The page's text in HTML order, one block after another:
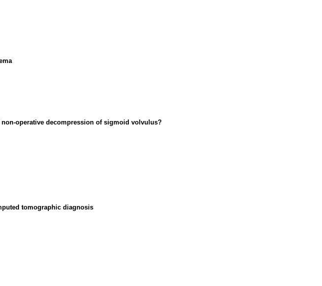
operative decompression of sigmoid volvulus?
tomographic diagnosis